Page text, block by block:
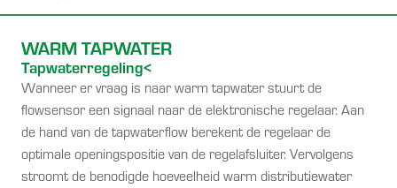
WARM TAPWATER
Tapwaterregeling<
Wanneer er vraag is naar warm tapwater stuurt de
flowsensor een signaal naar de elektronische regelaar. Aan
de hand van de tapwaterflow berekent de regelaar de
optimale openingspositie van de regelafsluiter. Vervolgens
stroomt de benodigde hoeveelheid warm distributiewater